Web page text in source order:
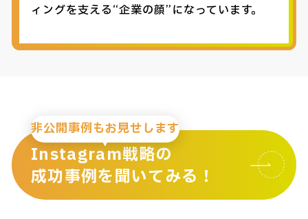
ィングを支える“企業の顔”になっています。
非公開事例もお見せします
Instagram戦略の
成功事例を聞いてみる！